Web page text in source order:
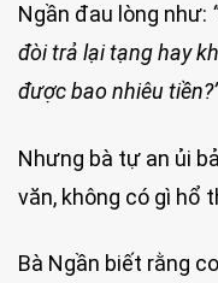
Ngần đau lòng như:
đòi trả lại tạng hay
được bao nhiêu
Nhưng bà tự an ủi
văn, không có gì hổ
Bà Ngần biết rằng